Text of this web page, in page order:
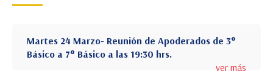
Martes 24 Marzo- Reunión de Apoderados de 3°
Básico a 7° Básico a las 19:30 hrs.
ver más